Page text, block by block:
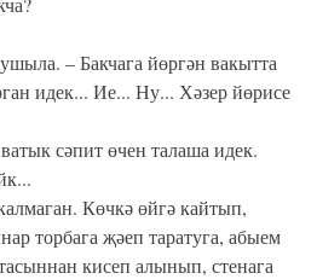
– Бакчага йөргән вакытта
идек... Ие... Ну... Хәзер йөрисе
сәпит өчен талаша идек.
Көчкә өйгә кайтып,
торбага җәеп таратуга, абыем
кисеп алынып, стенага